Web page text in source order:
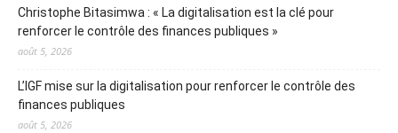
Christophe Bitasimwa : « La digitalisation est la clé pour
renforcer le contrôle des finances publiques »
août 5, 2026
L’IGF mise sur la digitalisation pour renforcer le contrôle des
finances publiques
août 5, 2026